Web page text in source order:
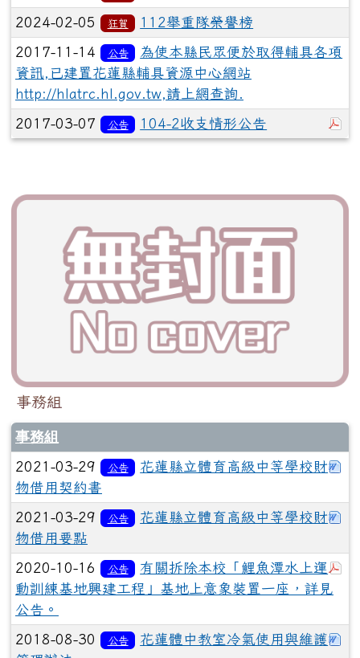
2024-02-05 狂賀 112舉重隊榮譽榜
2017-11-14 公告
為使本縣民眾便於取得輔具各項
資訊,已建置花蓮縣輔具資源中心網站
http://hlatrc.hl.gov.tw,請上網查詢.
2017-03-07 公告 104-2收支情形公告
事務組
事務組
2021-03-29 公告
花蓮縣立體育高級中等學校財
物借用契約書
2021-03-29 公告
花蓮縣立體育高級中等學校財
物借用要點
2020-10-16 公告
有關拆除本校「鯉魚潭水上運
動訓練基地興建工程」基地上意象裝置一座，詳見
公告。
2018-08-30 公告
花蓮體中教室冷氣使用與維護